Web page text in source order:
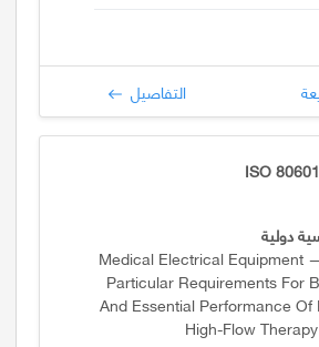
التفاصيل
ISO
دولية
Medical Electrical Equipment
Particular Requirements For
And Essential Performance Of
High-Flow